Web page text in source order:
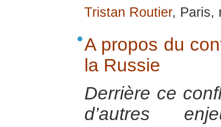
Tristan Routier, Paris,
A propos du
la Russie
Derrière ce
d’autres